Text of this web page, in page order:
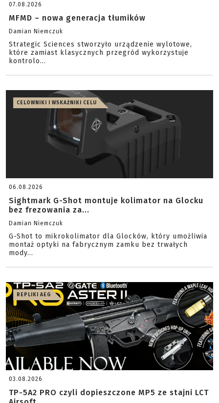
07.08.2026
MFMD – nowa generacja tłumików
Damian Niemczuk
Strategic Sciences stworzyło urządzenie wylotowe,
które zamiast klasycznych przegród wykorzystuje
kontrolo...
CELOWNIKI I WSKAŹNIKI CELU
06.08.2026
Sightmark G-Shot montuje kolimator na Glocku
bez frezowania za...
Damian Niemczuk
G-Shot to mikrokolimator dla Glocków, który umożliwia
montaż optyki na fabrycznym zamku bez trwałych
mody...
REPLIKI AEG
03.08.2026
TP-5A2 PRO czyli dopieszczone MP5 ze stajni LCT